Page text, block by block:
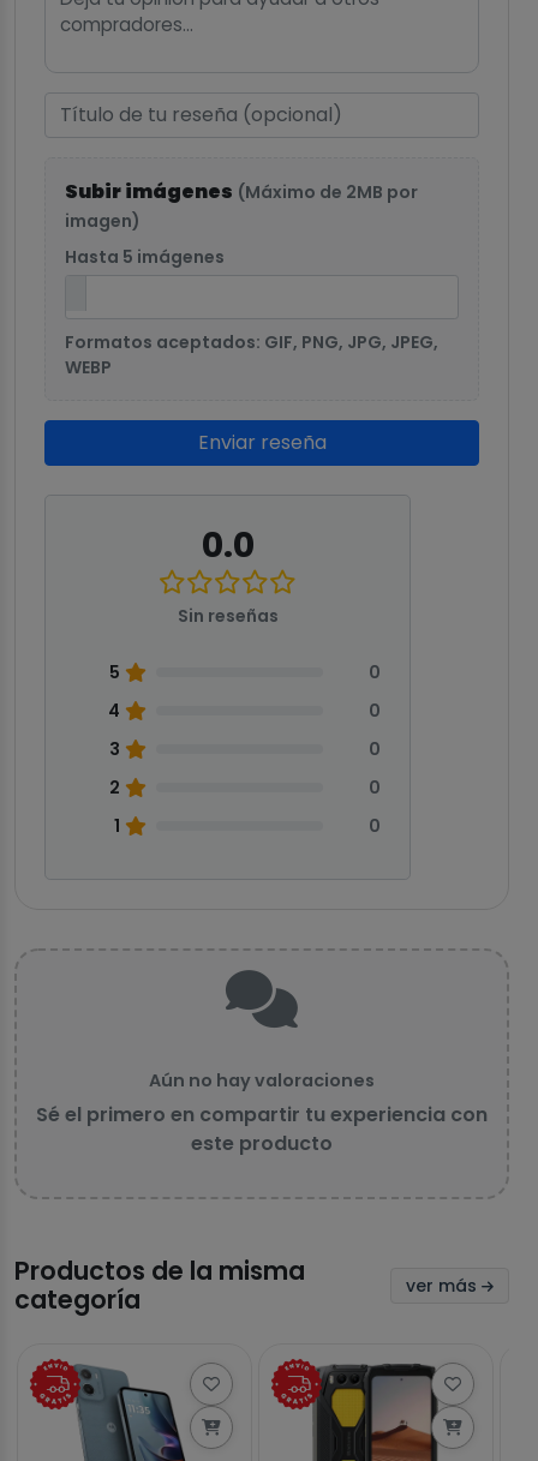
Subir imágenes (Máximo de 2MB por
imagen)
Hasta 5 imágenes
Formatos aceptados: GIF, PNG, JPG, JPEG,
WEBP
Enviar reseña
0.0
Sin reseñas
5
0
4
0
3
0
2
0
1
0
Aún no hay valoraciones
Sé el primero en compartir tu experiencia con
este producto
Productos de la misma
categoría
ver más